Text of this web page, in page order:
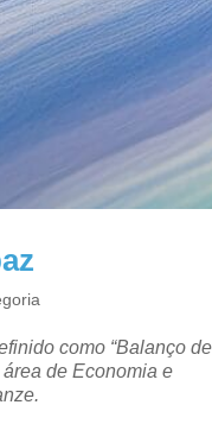
como “Balanço de
de Economia e